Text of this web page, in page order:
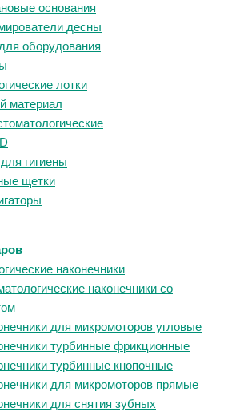
основания
десны
оборудования
лотки
материал
гигиены
щетки
наконечники
наконечники со
для микромоторов угловые
турбинные фрикционные
турбинные кнопочные
для микромоторов прямые
для снятия зубных